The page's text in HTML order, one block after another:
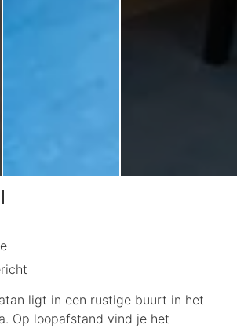
ligt in een rustige buurt in het
Op loopafstand vind je het